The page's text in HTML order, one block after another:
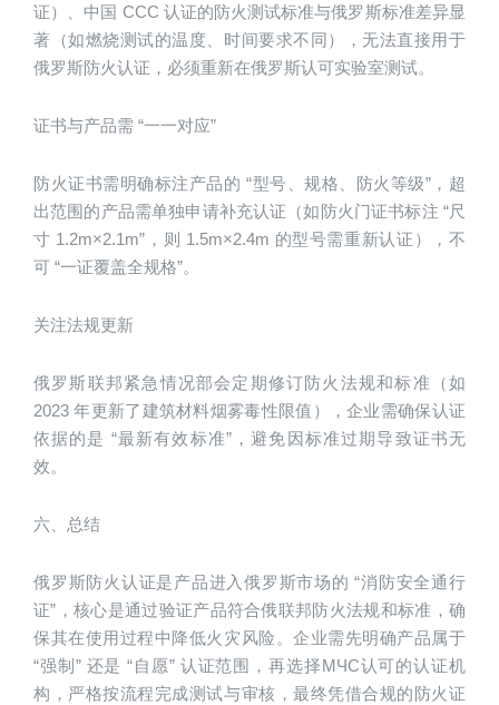
证）、中国 CCC 认证的防火测试标准与俄罗斯标准差异显
著（如燃烧测试的温度、时间要求不同），无法直接用于
俄罗斯防火认证，必须重新在俄罗斯认可实验室测试。
证书与产品需 “一一对应”
防火证书需明确标注产品的 “型号、规格、防火等级”，超
出范围的产品需单独申请补充认证（如防火门证书标注 “尺
寸 1.2m×2.1m”，则 1.5m×2.4m 的型号需重新认证），不
可 “一证覆盖全规格”。
关注法规更新
俄罗斯联邦紧急情况部会定期修订防火法规和标准（如
2023 年更新了建筑材料烟雾毒性限值），企业需确保认证
依据的是 “最新有效标准”，避免因标准过期导致证书无
效。
六、总结
俄罗斯防火认证是产品进入俄罗斯市场的 “消防安全通行
证”，核心是通过验证产品符合俄联邦防火法规和标准，确
保其在使用过程中降低火灾风险。企业需先明确产品属于
“强制” 还是 “自愿” 认证范围，再选择МЧС认可的认证机
构，严格按流程完成测试与审核，最终凭借合规的防火证